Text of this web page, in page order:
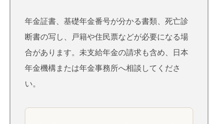
年金証書、基礎年金番号が分かる書類、死亡診
断書の写し、戸籍や住民票などが必要になる場
合があります。未支給年金の請求も含め、日本
年金機構または年金事務所へ相談してくださ
い。